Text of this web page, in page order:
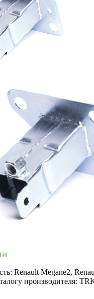
Renault Megane2,
производителя: